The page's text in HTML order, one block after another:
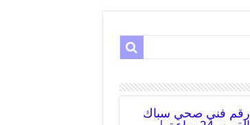
رقم فني صحي سباك